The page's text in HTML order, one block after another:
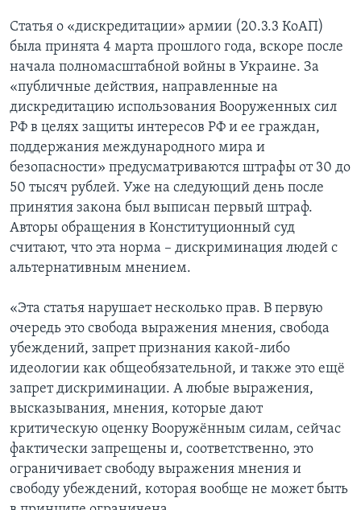
Статья о «дискредитации» армии (20.3.3 КоАП)
была принята 4 марта прошлого года, вскоре после
начала полномасштабной войны в Украине. За
«публичные действия, направленные на
дискредитацию использования Вооруженных сил
РФ в целях защиты интересов РФ и ее граждан,
поддержания международного мира и
безопасности» предусматриваются штрафы от 30 до
50 тысяч рублей. Уже на следующий день после
принятия закона был выписан первый штраф.
Авторы обращения в Конституционный суд
считают, что эта норма – дискриминация людей с
альтернативным мнением.
«Эта статья нарушает несколько прав. В первую
очередь это свобода выражения мнения, свобода
убеждений, запрет признания какой-либо
идеологии как общеобязательной, и также это ещё
запрет дискриминации. А любые выражения,
высказывания, мнения, которые дают
критическую оценку Вооружённым силам, сейчас
фактически запрещены и, соответственно, это
ограничивает свободу выражения мнения и
свободу убеждений, которая вообще не может быть